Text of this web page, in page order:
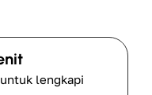
lengkapi